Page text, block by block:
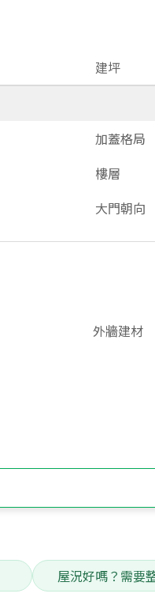
建坪
加蓋格局
樓層
大門朝向
外牆建材
屋況好嗎？需要